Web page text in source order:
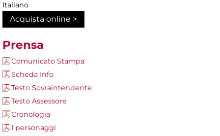
Italiano
Acquista online >
Prensa
Comunicato Stampa
Scheda Info
Testo Sovraintendente
Testo Assessore
Cronologia
I personaggi